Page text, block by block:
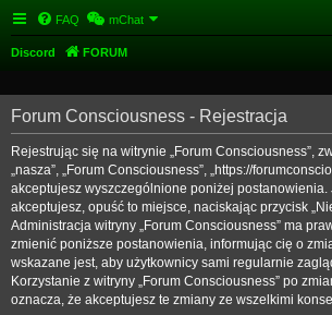
FAQ mChat
Discord FORUM
Forum Consciousness - Rejestracja
Rejestrując się na witrynie „Forum Consciousness”,
„nasza”, „Forum Consciousness”, „https://
akceptujesz wyszczególnione poniżej postanowienia.
akceptujesz, opuść to miejsce, naciskając przycisk
Administracja witryny „Forum Consciousness” ma
zmienić poniższe postanowienia, informując cię o
wskazane jest, aby użytkownicy sami regularnie
Korzystanie z witryny „Forum Consciousness” po
oznacza, że akceptujesz te zmiany ze wszelkimi